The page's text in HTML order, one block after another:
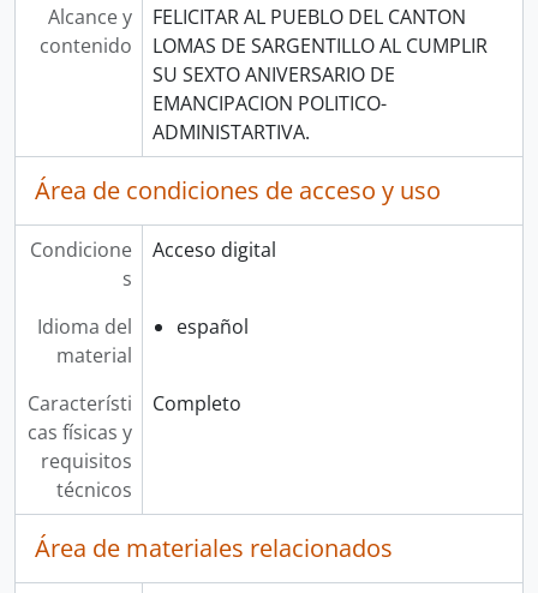
Alcance y
contenido
FELICITAR AL PUEBLO DEL CANTON
LOMAS DE SARGENTILLO AL CUMPLIR
SU SEXTO ANIVERSARIO DE
EMANCIPACION POLITICO-
ADMINISTARTIVA.
Área de condiciones de acceso y uso
Condicione
s
Acceso digital
Idioma del
material
español
Característi
cas físicas y
requisitos
técnicos
Completo
Área de materiales relacionados